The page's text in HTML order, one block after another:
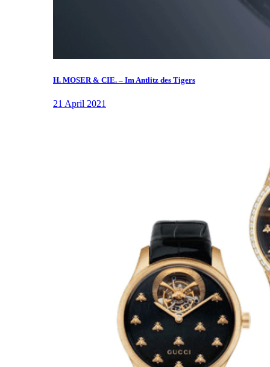
H. MOSER & CIE. – Im Antlitz des Tigers
21 April 2021